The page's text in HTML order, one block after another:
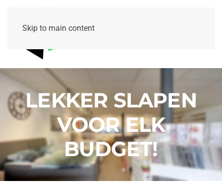
Skip to main content
LEKKER SLAPEN
VOOR ELK
BUDGET!